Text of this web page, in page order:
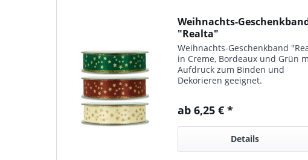
Weihnachts-
"Realta"
Weihnachts-Geschenk­band
in Creme, Bordeaux und Grün
Auf­druck zum Bin­den und
Dekorieren ge­eignet.
ab 6,25 € *
Details